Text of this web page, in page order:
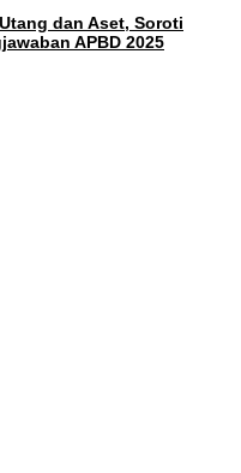
dan Aset, Soroti
APBD 2025